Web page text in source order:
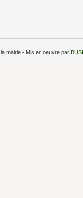
mairie - Mis en oeuvre par